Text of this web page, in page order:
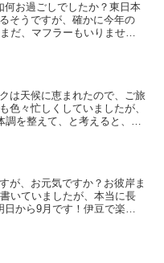
お過ごしでしたか？東日本
そうですが、確かに今年の
だ、マフラーもいりません
は天候に恵まれたので、ご旅
色々忙しくしていましたが、
を整えて、と考えると、ち
が、お元気ですか？お彼岸ま
いていましたが、本当に長
から9月です！伊豆で楽し